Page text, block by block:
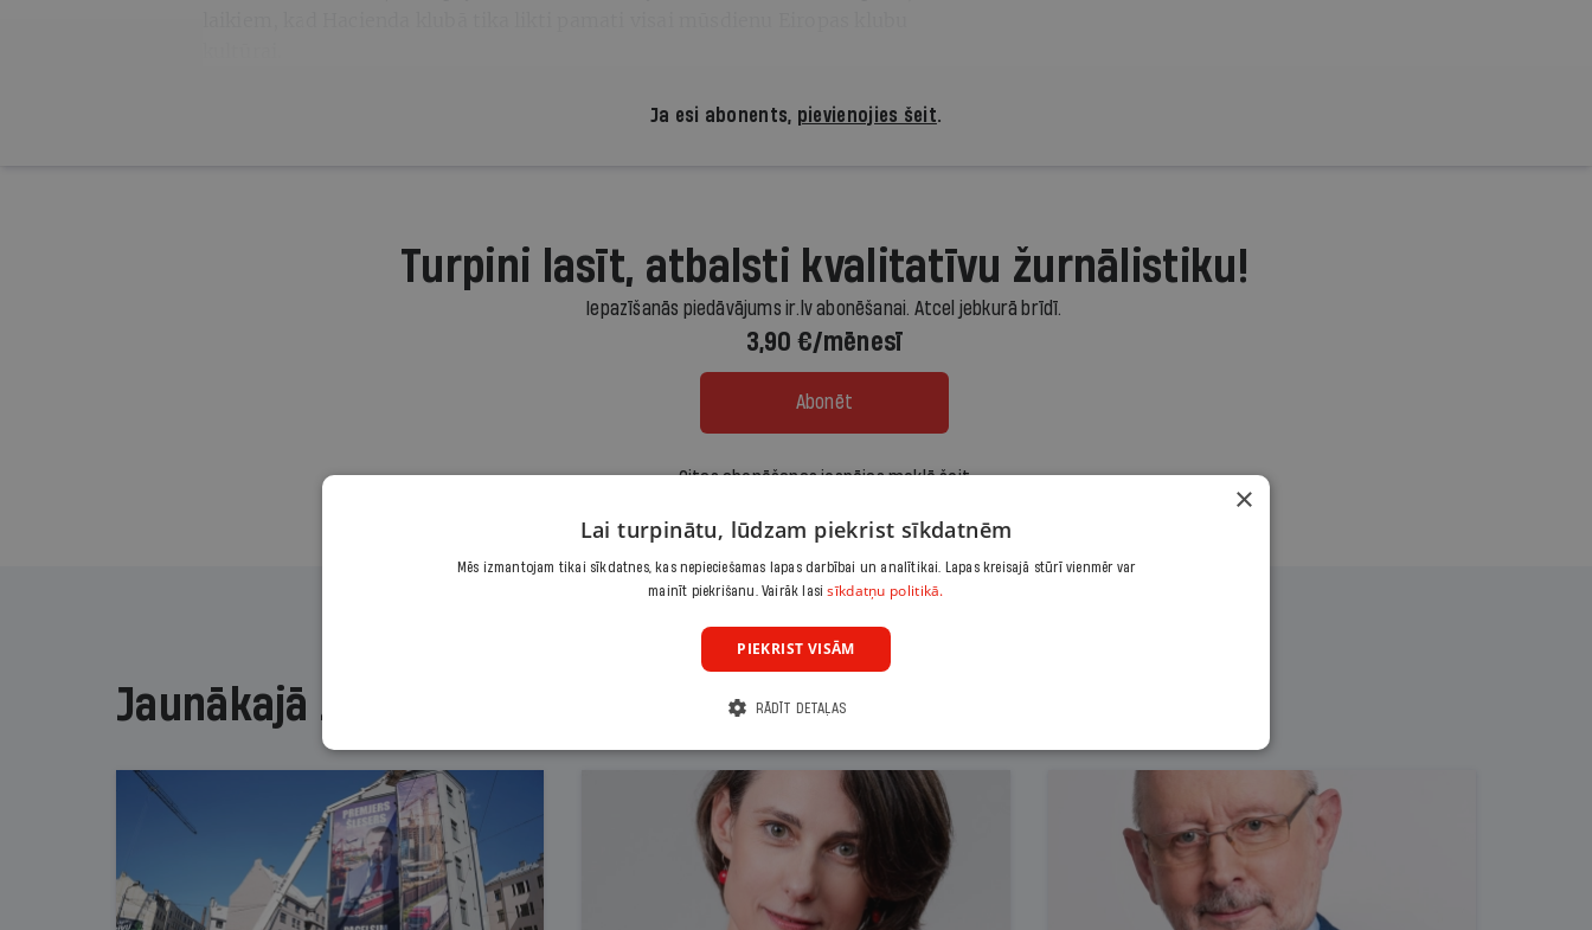
Ja esi abonents, pievienojies šeit.
Turpini lasīt, atbalsti kvalitatīvu žurnālistiku!
Iepazīšanās piedāvājums ir.lv abonēšanai. Atcel jebkurā brīdī.
3,90 €/mēnesī
Abonēt
Citas abonēšanas iespējas meklē šeit
Jaunākajā žurnālā
×
Lai turpinātu, lūdzam piekrist sīkdatnēm
Mēs izmantojam tikai sīkdatnes, kas nepieciešamas lapas darbībai un analītikai. Lapas kreisajā stūrī vienmēr var
mainīt piekrišanu. Vairāk lasisīkdatņu politikā.
PIEKRIST VISĀM
RĀDĪT DETAĻAS